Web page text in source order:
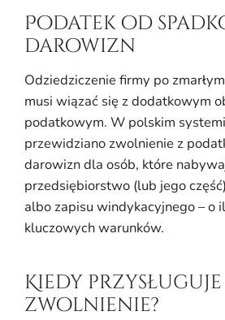
Podatek od
darowizn
Odziedziczenie firmy po
musi wiązać się z dodatkowym
podatkowym. W polskim
przewidziano zwolnienie z
darowizn dla osób, które
przedsiębiorstwo (lub jego
albo zapisu windykacyjnego – o
kluczowych warunków.
Kiedy przysługuje
zwolnienie?